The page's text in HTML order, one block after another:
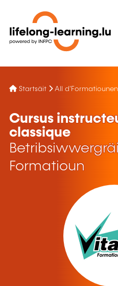
Startsäit All d'Formatiounen
Cursus
classique
Formatioun